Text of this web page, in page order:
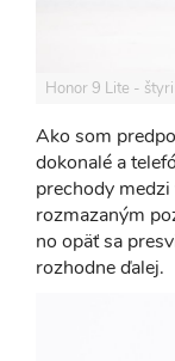
Honor 9 Lite -
Ako som
dokonalé a
prechody
rozmazaným
no opäť sa
rozhodne ďalej.